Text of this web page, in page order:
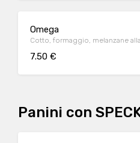
Omega
Cotto, formaggio, melanzane
7.50 €
Panini con